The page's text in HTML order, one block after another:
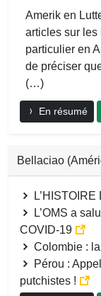
Amerik en
articles sur les
particulier en
de préciser
(…)
En résumé
Bellaciao
L’OMS a
COVID-19
Colombie :
Pérou :
putchistes !